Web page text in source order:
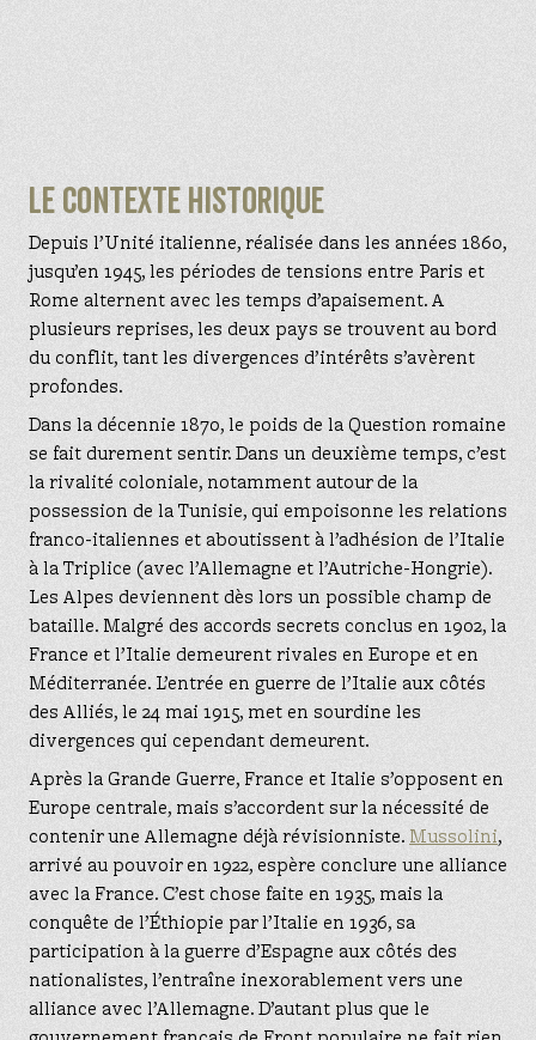
Le contexte historique
Depuis l’Unité italienne, réalisée dans les années 1860,
jusqu’en 1945, les périodes de tensions entre Paris et
Rome alternent avec les temps d’apaisement. A
plusieurs reprises, les deux pays se trouvent au bord
du conflit, tant les divergences d’intérêts s’avèrent
profondes.
Dans la décennie 1870, le poids de la Question romaine
se fait durement sentir. Dans un deuxième temps, c’est
la rivalité coloniale, notamment autour de la
possession de la Tunisie, qui empoisonne les relations
franco-italiennes et aboutissent à l’adhésion de l’Italie
à la Triplice (avec l’Allemagne et l’Autriche-Hongrie).
Les Alpes deviennent dès lors un possible champ de
bataille. Malgré des accords secrets conclus en 1902, la
France et l’Italie demeurent rivales en Europe et en
Méditerranée. L’entrée en guerre de l’Italie aux côtés
des Alliés, le 24 mai 1915, met en sourdine les
divergences qui cependant demeurent.
Après la Grande Guerre, France et Italie s’opposent en
Europe centrale, mais s’accordent sur la nécessité de
contenir une Allemagne déjà révisionniste. Mussolini,
arrivé au pouvoir en 1922, espère conclure une alliance
avec la France. C’est chose faite en 1935, mais la
conquête de l’Éthiopie par l’Italie en 1936, sa
participation à la guerre d’Espagne aux côtés des
nationalistes, l’entraîne inexorablement vers une
alliance avec l’Allemagne. D’autant plus que le